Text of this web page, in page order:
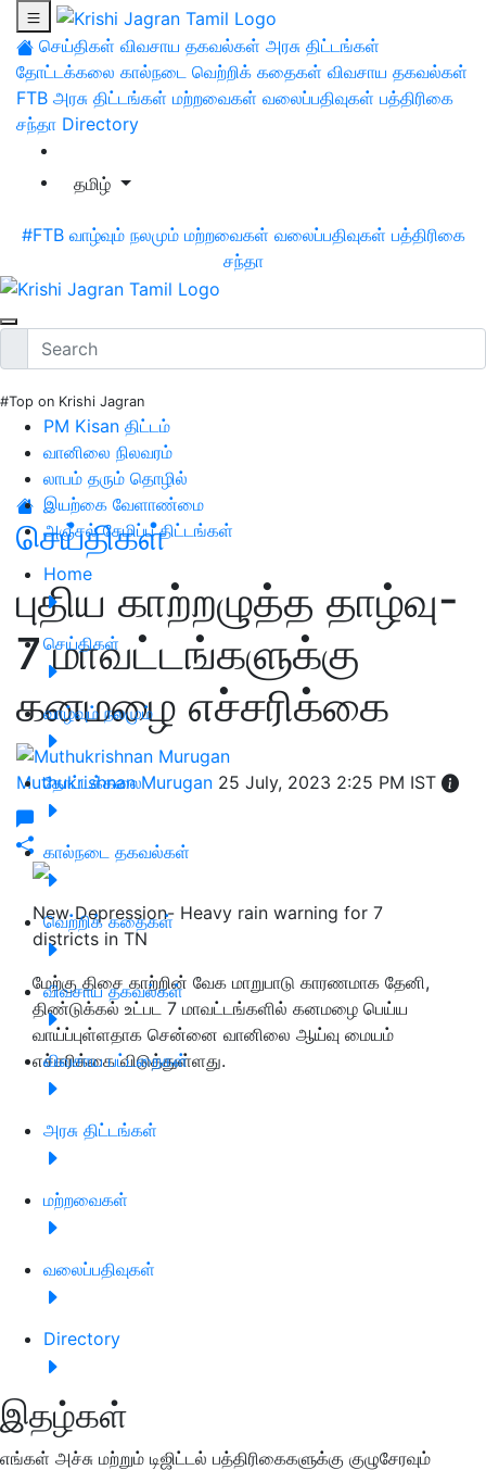
செய்திகள் விவசாய தகவல்கள் அரசு திட்டங்கள்
தோட்டக்கலை கால்நடை வெற்றிக் கதைகள் விவசாய தகவல்கள்
FTB அரசு திட்டங்கள் மற்றவைகள் வலைப்பதிவுகள் பத்திரிகை
சந்தா Directory
தமிழ்
#FTB வாழ்வும் நலமும் மற்றவைகள் வலைப்பதிவுகள் பத்திரிகை
சந்தா
#Top on Krishi Jagran
PM Kisan திட்டம்
வானிலை நிலவரம்
லாபம் தரும் தொழில்
இயற்கை வேளாண்மை
அஞ்சல் சேமிப்பு திட்டங்கள்
Home
செய்திகள்
வாழ்வும் நலமும்
தோட்டக்கலை
கால்நடை தகவல்கள்
வெற்றிக் கதைகள்
விவசாய தகவல்கள்
விவசாய பட்டறைகள்
அரசு திட்டங்கள்
மற்றவைகள்
வலைப்பதிவுகள்
Directory
இதழ்கள்
எங்கள் அச்சு மற்றும் டிஜிட்டல் பத்திரிகைகளுக்கு குழுசேரவும்
செய்திகள்
புதிய காற்றழுத்த தாழ்வு-
7 மாவட்டங்களுக்கு
கனமழை எச்சரிக்கை
Muthukrishnan Murugan 25 July, 2023 2:25 PM IST
New Depression- Heavy rain warning for 7
districts in TN
மேற்கு திசை காற்றின் வேக மாறுபாடு காரணமாக தேனி,
திண்டுக்கல் உட்பட 7 மாவட்டங்களில் கனமழை பெய்ய
வாய்ப்புள்ளதாக சென்னை வானிலை ஆய்வு மையம்
எச்சரிக்கை விடுத்துள்ளது.